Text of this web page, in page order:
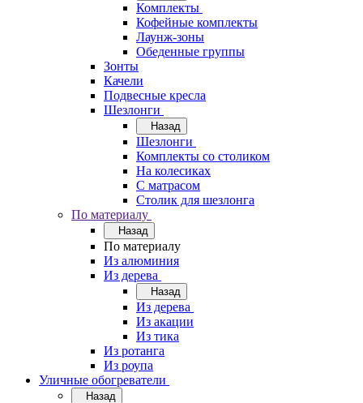
Комплекты
Кофейные комплекты
Лаунж-зоны
Обеденные группы
Зонты
Качели
Подвесные кресла
Шезлонги
Назад
Шезлонги
Комплекты со столиком
На колесиках
С матрасом
Столик для шезлонга
По материалу
Назад
По материалу
Из алюминия
Из дерева
Назад
Из дерева
Из акации
Из тика
Из ротанга
Из роупа
Уличные обогреватели
Назад